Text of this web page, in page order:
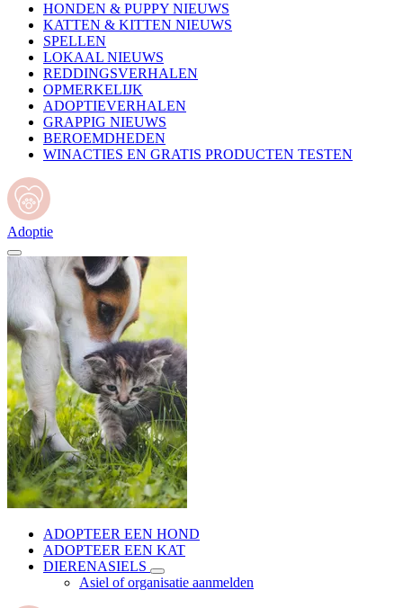
HONDEN & PUPPY NIEUWS
KATTEN & KITTEN NIEUWS
SPELLEN
LOKAAL NIEUWS
REDDINGSVERHALEN
OPMERKELIJK
ADOPTIEVERHALEN
GRAPPIG NIEUWS
BEROEMDHEDEN
WINACTIES EN GRATIS PRODUCTEN TESTEN
Adoptie
ADOPTEER EEN HOND
ADOPTEER EEN KAT
DIERENASIELS
Asiel of organisatie aanmelden